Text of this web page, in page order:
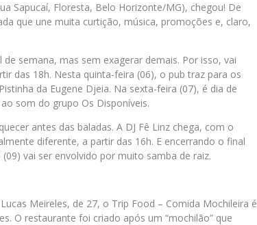
Sapucaí, Floresta, Belo Horizonte/MG), chegou! De
que une muita curtição, música, promoções e, claro,
semana, mas sem exagerar demais. Por isso, vai
das 18h. Nesta quinta-feira (06), o pub traz para os
da Eugene Djeia. Na sexta-feira (07), é dia de
som do grupo Os Disponíveis.
antes das baladas. A DJ Fê Linz chega, com o
diferente, a partir das 16h. E encerrando o final
vai ser envolvido por muito samba de raiz.
Meireles, de 27, o Trip Food – Comida Mochileira é
O restaurante foi criado após um “mochilão” que